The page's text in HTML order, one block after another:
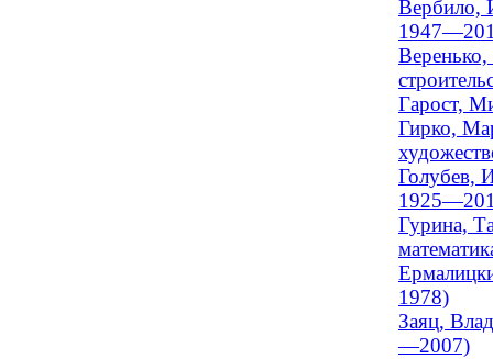
Вербило,
Гарост,
Гирко,
Голубев,
Гурина,
1978)
Заяц,
—2007)